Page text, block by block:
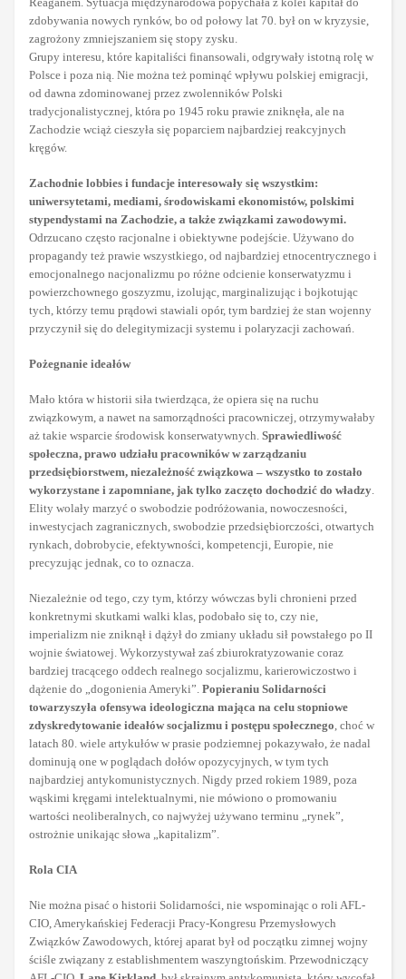
zdobywania nowych rynków, bo od połowy lat 70. był on w kryzysie,
zagrożony zmniejszaniem się stopy zysku.
Grupy interesu, które kapitaliści finansowali, odgrywały istotną rolę w
Polsce i poza nią. Nie można też pominąć wpływu polskiej emigracji,
od dawna zdominowanej przez zwolenników Polski
tradycjonalistycznej, która po 1945 roku prawie zniknęła, ale na
Zachodzie wciąż cieszyła się poparciem najbardziej reakcyjnych
kręgów.
Zachodnie lobbies i fundacje interesowały się wszystkim:
uniwersytetami, mediami, środowiskami ekonomistów, polskimi
stypendystami na Zachodzie, a także związkami zawodowymi.
Odrzucano często racjonalne i obiektywne podejście. Używano do
propagandy też prawie wszystkiego, od najbardziej etnocentrycznego i
emocjonalnego nacjonalizmu po różne odcienie konserwatyzmu i
powierzchownego goszyzmu, izolując, marginalizując i bojkotując
tych, którzy temu prądowi stawiali opór, tym bardziej że stan wojenny
przyczynił się do delegitymizacji systemu i polaryzacji zachowań.
Pożegnanie ideałów
Mało która w historii siła twierdząca, że opiera się na ruchu
związkowym, a nawet na samorządności pracowniczej, otrzymywałaby
aż takie wsparcie środowisk konserwatywnych. Sprawiedliwość
społeczna, prawo udziału pracowników w zarządzaniu
przedsiębiorstwem, niezależność związkowa – wszystko to zostało
wykorzystane i zapomniane, jak tylko zaczęto dochodzić do władzy.
Elity wolały marzyć o swobodzie podróżowania, nowoczesności,
inwestycjach zagranicznych, swobodzie przedsiębiorczości, otwartych
rynkach, dobrobycie, efektywności, kompetencji, Europie, nie
precyzując jednak, co to oznacza.
Niezależnie od tego, czy tym, którzy wówczas byli chronieni przed
konkretnymi skutkami walki klas, podobało się to, czy nie,
imperializm nie zniknął i dążył do zmiany układu sił powstałego po II
wojnie światowej. Wykorzystywał zaś zbiurokratyzowanie coraz
bardziej tracącego oddech realnego socjalizmu, karierowiczostwo i
dążenie do „dogonienia Ameryki”. Popieraniu Solidarności
towarzyszyła ofensywa ideologiczna mająca na celu stopniowe
zdyskredytowanie ideałów socjalizmu i postępu społecznego, choć w
latach 80. wiele artykułów w prasie podziemnej pokazywało, że nadal
dominują one w poglądach dołów opozycyjnych, w tym tych
najbardziej antykomunistycznych. Nigdy przed rokiem 1989, poza
wąskimi kręgami intelektualnymi, nie mówiono o promowaniu
wartości neoliberalnych, co najwyżej używano terminu „rynek”,
ostrożnie unikając słowa „kapitalizm”.
Rola CIA
Nie można pisać o historii Solidarności, nie wspominając o roli AFL-
CIO, Amerykańskiej Federacji Pracy-Kongresu Przemysłowych
Związków Zawodowych, której aparat był od początku zimnej wojny
ściśle związany z establishmentem waszyngtońskim. Przewodniczący